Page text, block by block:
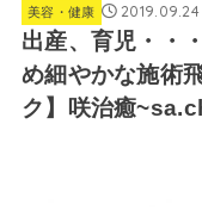
美容・健康 2019.09.24
出産、育児・・
め細やかな施術
ク】咲治癒